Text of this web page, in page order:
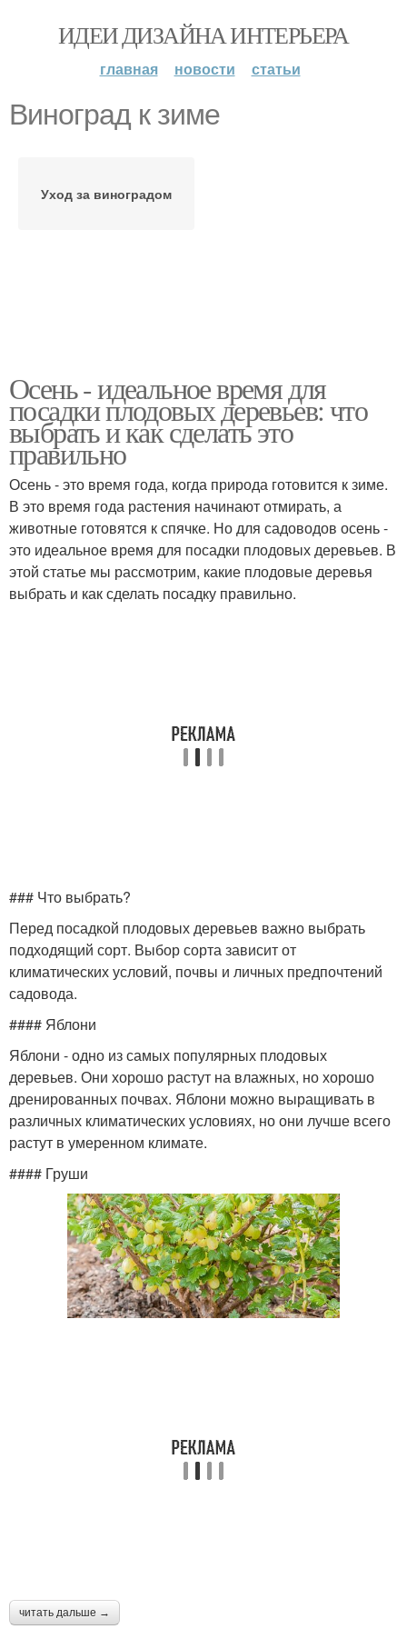
ИДЕИ ДИЗАЙНА ИНТЕРЬЕРА
главная новости статьи
Виноград к зиме
Уход за виноградом
Осень - идеальное время для
посадки плодовых деревьев: что
выбрать и как сделать это
правильно
Осень - это время года, когда природа готовится к зиме.
В это время года растения начинают отмирать, а
животные готовятся к спячке. Но для садоводов осень -
это идеальное время для посадки плодовых деревьев. В
этой статье мы рассмотрим, какие плодовые деревья
выбрать и как сделать посадку правильно.
### Что выбрать?
Перед посадкой плодовых деревьев важно выбрать
подходящий сорт. Выбор сорта зависит от
климатических условий, почвы и личных предпочтений
садовода.
#### Яблони
Яблони - одно из самых популярных плодовых
деревьев. Они хорошо растут на влажных, но хорошо
дренированных почвах. Яблони можно выращивать в
различных климатических условиях, но они лучше всего
растут в умеренном климате.
#### Груши
читать дальше →